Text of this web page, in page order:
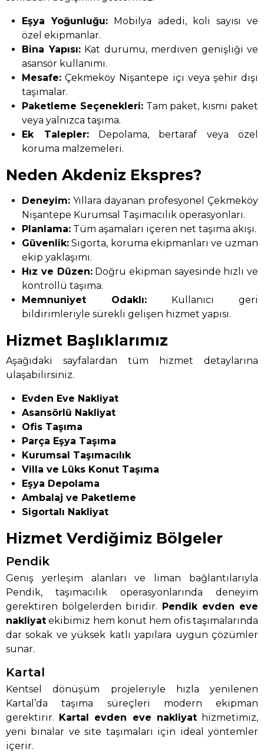
Eşya Yoğunluğu: Mobilya adedi, koli sayısı ve
özel ekipmanlar.
Bina Yapısı:Kat durumu, merdiven genişliği ve
asansör kullanımı.
Mesafe: Çekmeköy Nişantepe içi veya şehir dışı
taşımalar.
Paketleme Seçenekleri:Tam paket, kısmi paket
veya yalnızca taşıma.
Ek Talepler:Depolama, bertaraf veya özel
koruma malzemeleri.
Neden Akdeniz Ekspres?
Deneyim: Yıllara dayanan profesyonel Çekmeköy
Nişantepe Kurumsal Taşımacılık operasyonları.
Planlama: Tüm aşamaları içeren net taşıma akışı.
Güvenlik: Sigorta, koruma ekipmanları ve uzman
ekip yaklaşımı.
Hız ve Düzen:Doğru ekipman sayesinde hızlı ve
kontrollü taşıma.
Memnuniyet Odaklı: Kullanıcı geri
bildirimleriyle sürekli gelişen hizmet yapısı.
Hizmet Başlıklarımız
Aşağıdaki sayfalardan tüm hizmet detaylarına
ulaşabilirsiniz.
Evden Eve Nakliyat
Asansörlü Nakliyat
Ofis Taşıma
Parça Eşya Taşıma
Kurumsal Taşımacılık
Villa ve Lüks Konut Taşıma
Eşya Depolama
Ambalaj ve Paketleme
Sigortalı Nakliyat
Hizmet Verdiğimiz Bölgeler
Pendik
Geniş yerleşim alanları ve liman bağlantılarıyla
Pendik, taşımacılık operasyonlarında deneyim
gerektiren bölgelerden biridir. Pendik evden eve
nakliyat ekibimiz hem konut hem ofis taşımalarında
dar sokak ve yüksek katlı yapılara uygun çözümler
sunar.
Kartal
Kentsel dönüşüm projeleriyle hızla yenilenen
Kartal’da taşıma süreçleri modern ekipman
gerektirir. Kartal evden eve nakliyathizmetimiz,
yeni binalar ve site taşımaları için ideal yöntemler
içerir.